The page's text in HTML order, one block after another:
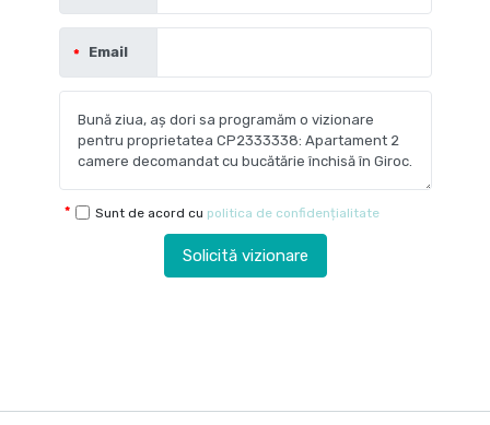
Email
Sunt de acord cu politica de confidențialitate
Solicită vizionare